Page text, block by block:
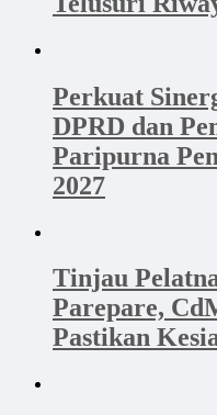
Perkuat
DPRD dan
Paripurna
2027
Tinjau
Parepare,
Pastikan